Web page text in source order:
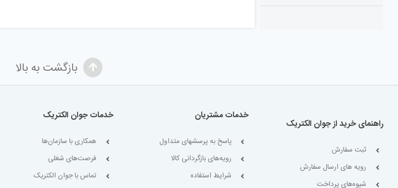
بازگشت به بالا
راهنمای خرید از جوان الکتریک
ثبت سفارش
رویه های ارسال سفارش
شیوه‌های پرداخت
خدمات مشتریان
پاسخ به پرسشهای متداول
رویه‌های بازگردانی کالا
شرایط استفاده
خدمات جوان الکتریک
همکاری با سازمان‌ها
فرصت‌های شغلی
تماس با جوان الکتریک